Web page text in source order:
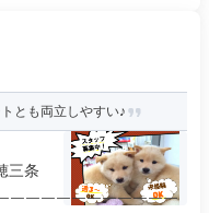
とも両立しやすい♪
三条
￣￣￣￣￣￣￣￣￣￣￣